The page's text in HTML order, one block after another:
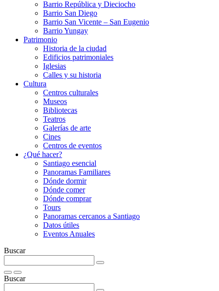
Barrio República y Dieciocho
Barrio San Diego
Barrio San Vicente – San Eugenio
Barrio Yungay
Patrimonio
Historia de la ciudad
Edificios patrimoniales
Iglesias
Calles y su historia
Cultura
Centros culturales
Museos
Bibliotecas
Teatros
Galerí­as de arte
Cines
Centros de eventos
¿Qué hacer?
Santiago esencial
Panoramas Familiares
Dónde dormir
Dónde comer
Dónde comprar
Tours
Panoramas cercanos a Santiago
Datos útiles
Eventos Anuales
Buscar
Buscar